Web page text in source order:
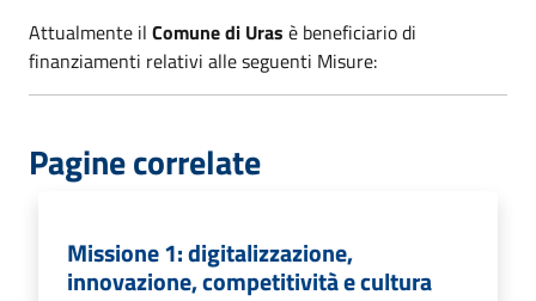
Attualmente il Comune di Uras è beneficiario di
finanziamenti relativi alle seguenti Misure:
Pagine correlate
Missione 1: digitalizzazione,
innovazione, competitività e cultura